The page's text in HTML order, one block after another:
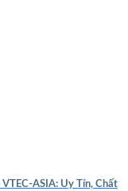
ASIA: Uy Tín, Chất